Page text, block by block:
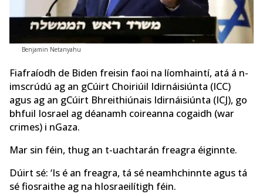
Benjamin Netanyahu
Fiafraíodh de Biden freisin faoi na líomhaintí, atá á n-
imscrúdú ag an gCúirt Choiriúil Idirnáisiúnta (ICC)
agus ag an gCúirt Bhreithiúnais Idirnáisiúnta (ICJ), go
bhfuil Iosrael ag déanamh coireanna cogaidh (war
crimes) i nGaza.
Mar sin féin, thug an t-uachtarán freagra éiginnte.
Dúirt sé: ‘Is é an freagra, tá sé neamhchinnte agus tá
sé fiosraithe ag na hIosraeilítigh féin.